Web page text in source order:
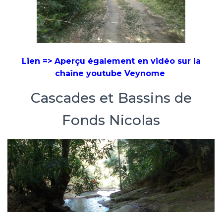
Lien => Aperçu également en vidéo sur la
chaîne youtube Veynome
Cascades et Bassins de
Fonds Nicolas